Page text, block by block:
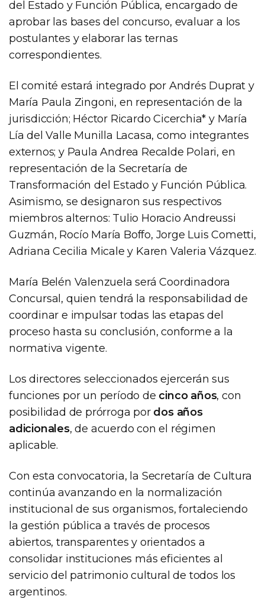
del Estado y Función Pública, encargado de
aprobar las bases del concurso, evaluar a los
postulantes y elaborar las ternas
correspondientes.
El comité estará integrado por Andrés Duprat y
María Paula Zingoni, en representación de la
jurisdicción; Héctor Ricardo Cicerchia* y María
Lía del Valle Munilla Lacasa, como integrantes
externos; y Paula Andrea Recalde Polari, en
representación de la Secretaría de
Transformación del Estado y Función Pública.
Asimismo, se designaron sus respectivos
miembros alternos: Tulio Horacio Andreussi
Guzmán, Rocío María Boffo, Jorge Luis Cometti,
Adriana Cecilia Micale y Karen Valeria Vázquez.
María Belén Valenzuela será Coordinadora
Concursal, quien tendrá la responsabilidad de
coordinar e impulsar todas las etapas del
proceso hasta su conclusión, conforme a la
normativa vigente.
Los directores seleccionados ejercerán sus
funciones por un período de cinco años, con
posibilidad de prórroga por dos años
adicionales, de acuerdo con el régimen
aplicable.
Con esta convocatoria, la Secretaría de Cultura
continúa avanzando en la normalización
institucional de sus organismos, fortaleciendo
la gestión pública a través de procesos
abiertos, transparentes y orientados a
consolidar instituciones más eficientes al
servicio del patrimonio cultural de todos los
argentinos.